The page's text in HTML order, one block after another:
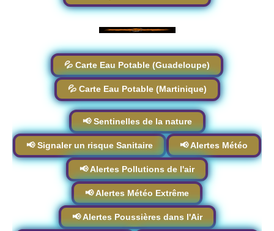
💦 Carte Eau Potable (Guadeloupe)
💦 Carte Eau Potable (Martinique)
📢 Sentinelles de la nature
📢 Signaler un risque Sanitaire 📢 Alertes Météo
📢 Alertes Pollutions de l'air
📢 Alertes Météo Extrême
📢 Alertes Poussières dans l'Air